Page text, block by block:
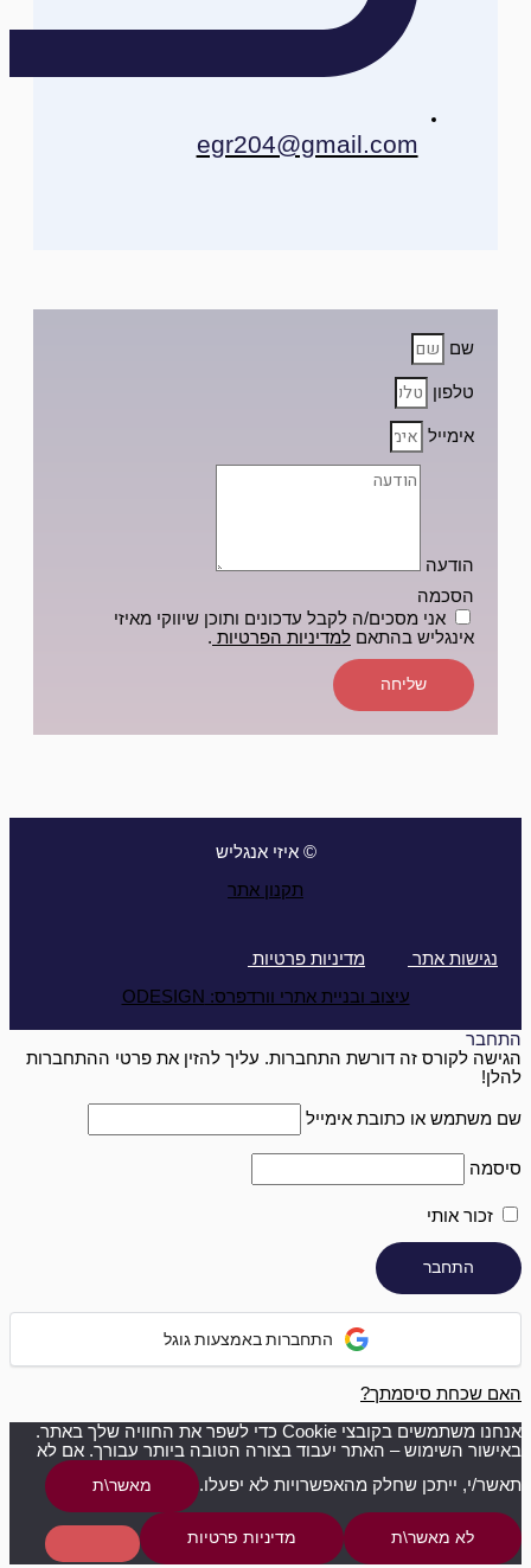
egr204@gmail.com
שם
טלפון
אימייל
הודעה
הסכמה
אני מסכים/ה לקבל עדכונים ותוכן שיווקי מאיזי
אינגליש בהתאם למדיניות הפרטיות .
שליחה
© איזי אנגליש
תקנון אתר
נגישות אתר מדיניות פרטיות
עיצוב ובניית אתרי וורדפרס: ODESIGN
התחבר
הגישה לקורס זה דורשת התחברות. עליך להזין את פרטי ההתחברות
להלן!
שם משתמש או כתובת אימייל
סיסמה
זכור אותי
התחברות באמצעות גוגל
האם שכחת סיסמתך?
אנחנו משתמשים בקובצי Cookie כדי לשפר את החוויה שלך באתר.
באישור השימוש – האתר יעבוד בצורה הטובה ביותר עבורך. אם לא
תאשר/י, ייתכן שחלק מהאפשרויות לא יפעלו.
מאשר\ת
לא מאשר\ת מדיניות פרטיות